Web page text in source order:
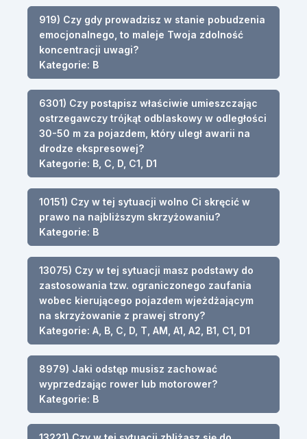
919) Czy gdy prowadzisz w stanie pobudzenia
emocjonalnego, to maleje Twoja zdolność
koncentracji uwagi?
Kategorie: B
6301) Czy postąpisz właściwie umieszczając
ostrzegawczy trójkąt odblaskowy w odległości
30-50 m za pojazdem, który uległ awarii na
drodze ekspresowej?
Kategorie: B, C, D, C1, D1
10151) Czy w tej sytuacji wolno Ci skręcić w
prawo na najbliższym skrzyżowaniu?
Kategorie: B
13075) Czy w tej sytuacji masz podstawy do
zastosowania tzw. ograniczonego zaufania
wobec kierującego pojazdem wjeżdżającym
na skrzyżowanie z prawej strony?
Kategorie: A, B, C, D, T, AM, A1, A2, B1, C1, D1
8979) Jaki odstęp musisz zachować
wyprzedzając rower lub motorower?
Kategorie: B